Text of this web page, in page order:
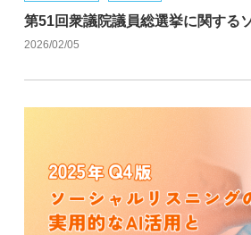
第51回衆議院議員総選挙に関する
2026/02/05